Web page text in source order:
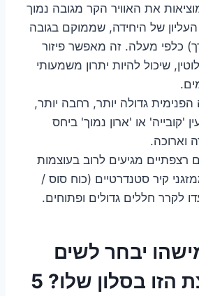
את האוויר הקר מגובה נמוך
של היחידה, שממוקם בגובה
כלפי מעלה. זה מאפשר פיזור
שיכול להיות יתרון משמעותי
הפנימית גדולה יותר, רחבה יותר,
'קובייה' או 'ארון נמוך' ביחס
וארוכה.
רצפתיים מגיעים לרוב בעוצמות
קיר סטנדרטיים (כוח סוס /
יבחר לשים
את המפלצת הזו בסלון שלו? 5